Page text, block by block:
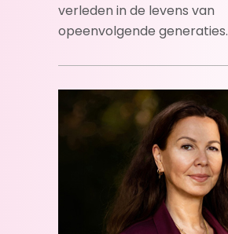
verleden in de levens van
opeenvolgende generaties.